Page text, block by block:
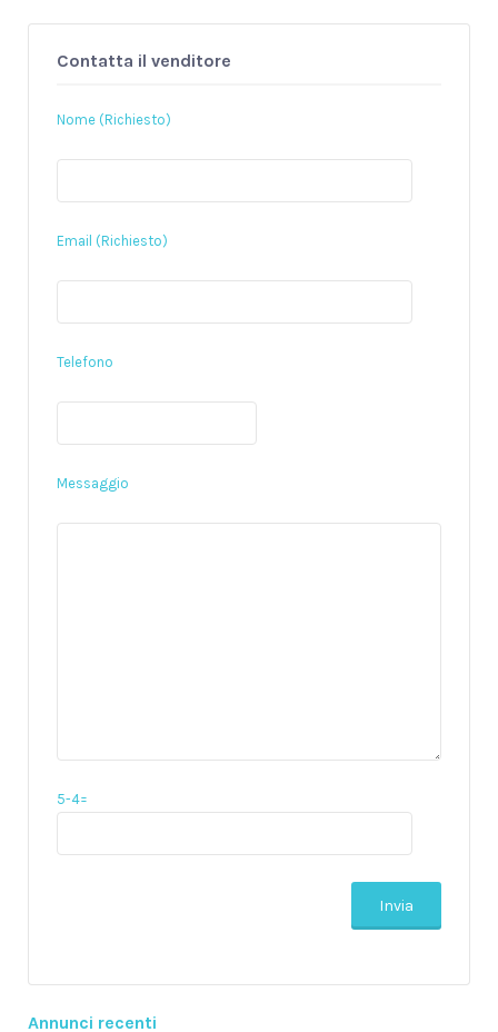
Contatta il venditore
Nome (Richiesto)
Email (Richiesto)
Telefono
Messaggio
5-4=
Annunci recenti